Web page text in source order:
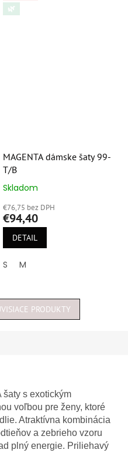
🌿
MAGENTA dámske šaty 99-
T/B
Priemerné
produktu
je
5,0
hviezdičiek.
Skladom
€76,75 bez DPH
€94,40
DETAIL
S M
PRODUKTY
šaty s exotickým
voľbou pre ženy, ktoré
Atraktívna kombinácia
a zebrieho vzoru
plný energie. Priliehavý